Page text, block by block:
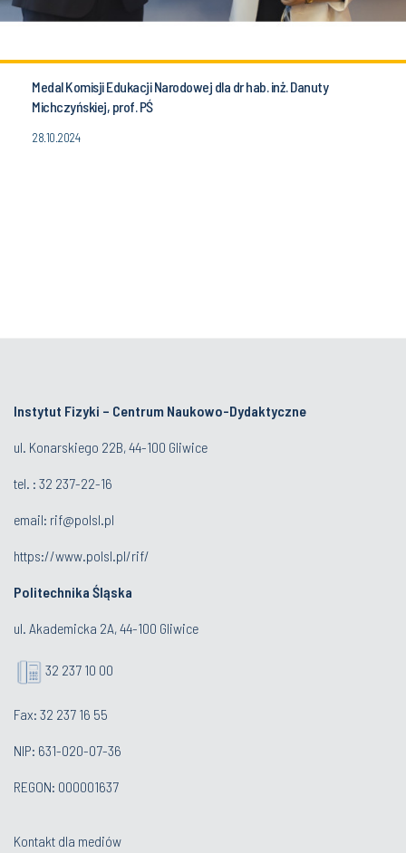
Medal Komisji Edukacji Narodowej dla dr hab. inż. Danuty
Michczyńskiej, prof. PŚ
28.10.2024
Instytut Fizyki – Centrum Naukowo-Dydaktyczne
ul. Konarskiego 22B, 44-100 Gliwice
tel. : 32 237-22-16
email: rif@polsl.pl
https://www.polsl.pl/rif/
Politechnika Śląska
ul. Akademicka 2A, 44-100 Gliwice
32 237 10 00
Fax: 32 237 16 55
NIP: 631-020-07-36
REGON: 000001637
Kontakt dla mediów